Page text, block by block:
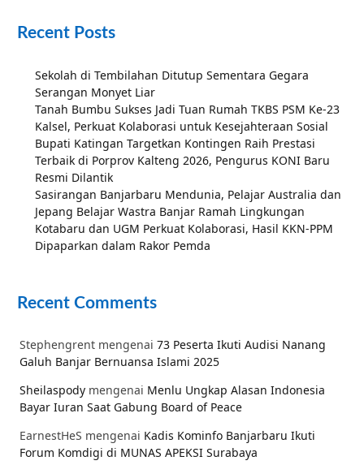
Recent Posts
Sekolah di Tembilahan Ditutup Sementara Gegara
Serangan Monyet Liar
Tanah Bumbu Sukses Jadi Tuan Rumah TKBS PSM Ke-23
Kalsel, Perkuat Kolaborasi untuk Kesejahteraan Sosial
Bupati Katingan Targetkan Kontingen Raih Prestasi
Terbaik di Porprov Kalteng 2026, Pengurus KONI Baru
Resmi Dilantik
Sasirangan Banjarbaru Mendunia, Pelajar Australia dan
Jepang Belajar Wastra Banjar Ramah Lingkungan
Kotabaru dan UGM Perkuat Kolaborasi, Hasil KKN-PPM
Dipaparkan dalam Rakor Pemda
Recent Comments
Stephengrent mengenai 73 Peserta Ikuti Audisi Nanang
Galuh Banjar Bernuansa Islami 2025
Sheilaspody mengenai Menlu Ungkap Alasan Indonesia
Bayar Iuran Saat Gabung Board of Peace
EarnestHeS mengenai Kadis Kominfo Banjarbaru Ikuti
Forum Komdigi di MUNAS APEKSI Surabaya